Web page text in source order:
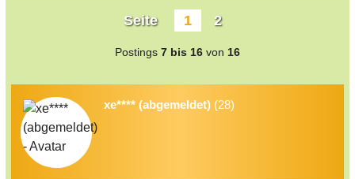
Seite 1 2
Postings 7 bis 16 von 16
xe**** (abgemeldet) (28)